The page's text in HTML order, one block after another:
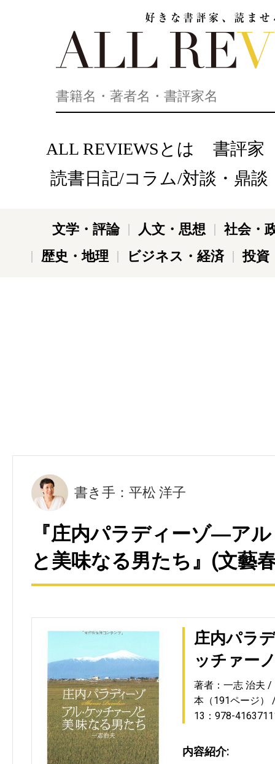
ALL REVIEWSとは
書評家
読書日記/コラム/対談・鼎談
文学・評論 人文・思想
社会・
歴史・地理
ビジネス・経済 投資
書き手：平松 洋子
『庄内パラディーゾ―ア
と美味なる男たち』(文藝
庄内パラ
ッチァー
著者：一志 治夫
本（191ページ）
13：978-
内容紹介: